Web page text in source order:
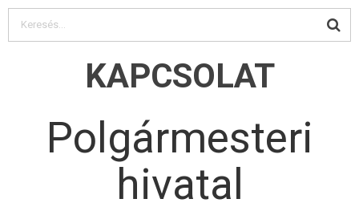
KAPCSOLAT
Polgármesteri
hivatal